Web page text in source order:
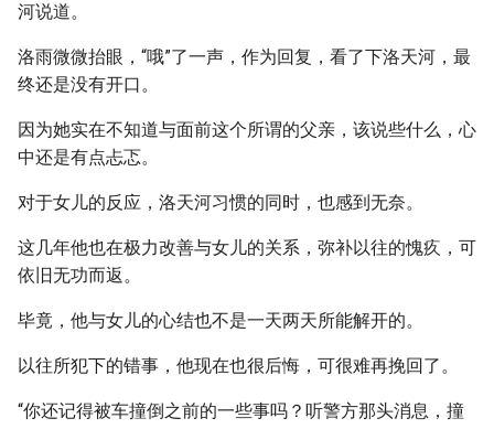
河说道。
洛雨微微抬眼，“哦”了一声，作为回复，看了下洛天河，最
终还是没有开口。
因为她实在不知道与面前这个所谓的父亲，该说些什么，心
中还是有点忐忑。
对于女儿的反应，洛天河习惯的同时，也感到无奈。
这几年他也在极力改善与女儿的关系，弥补以往的愧疚，可
依旧无功而返。
毕竟，他与女儿的心结也不是一天两天所能解开的。
以往所犯下的错事，他现在也很后悔，可很难再挽回了。
“你还记得被车撞倒之前的一些事吗？听警方那头消息，撞